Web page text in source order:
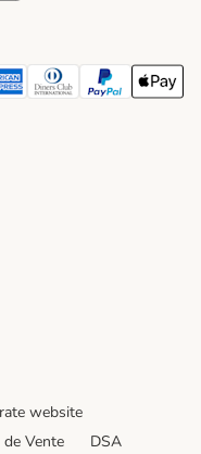
Method
Payment Method
express Payment
Diners club Payment
Paypal Payment
Apple
website
Vente DSA